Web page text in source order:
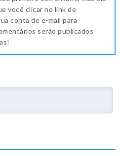
você clicar no link de
conta de e-mail para
serão publicados